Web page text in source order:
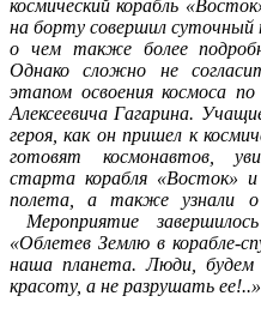
космический корабль
на борту совершил суточный
о чем также более
Однако сложно не
этапом освоения космоса
Алексеевича Гагарина.
героя, как он пришел к
готовят космонавтов,
старта корабля «Восток»
полета, а также узнали о
Мероприятие
«Облетев Землю в корабле-
наша планета. Люди,
красоту, а не разрушать ее!..»